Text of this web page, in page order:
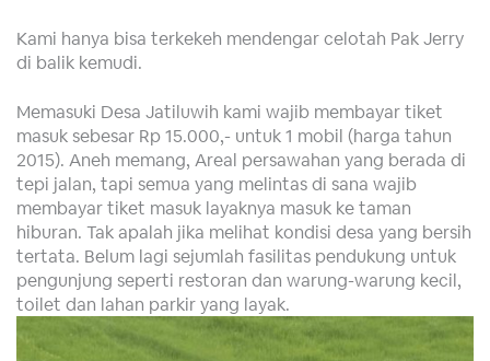
Kami hanya bisa terkekeh mendengar celotah Pak Jerry
di balik kemudi.
Memasuki Desa Jatiluwih kami wajib membayar tiket
masuk sebesar Rp 15.000,- untuk 1 mobil (harga tahun
2015). Aneh memang, Areal persawahan yang berada di
tepi jalan, tapi semua yang melintas di sana wajib
membayar tiket masuk layaknya masuk ke taman
hiburan. Tak apalah jika melihat kondisi desa yang bersih
tertata. Belum lagi sejumlah fasilitas pendukung untuk
pengunjung seperti restoran dan warung-warung kecil,
toilet dan lahan parkir yang layak.